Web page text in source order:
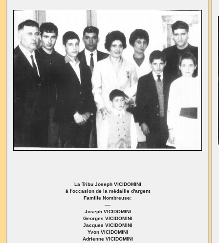
La Tribu Joseph VICIDOMINI
à l'occasion de la médaille d'argent
Famille Nombreuse:
----
Joseph VICIDOMINI
Georges VICIDOMINI
Jacques VICIDOMINI
Yvon VICIDOMINI
Adrienne VICIDOMINI